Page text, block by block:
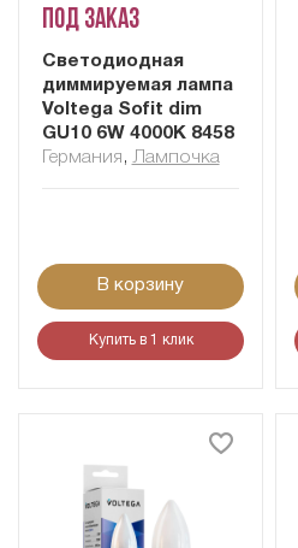
Под заказ
Светодиодная
диммируемая лампа
Voltega Sofit dim
GU10 6W 4000K 8458
Германия , Лампочка
В корзину
Купить в 1 клик